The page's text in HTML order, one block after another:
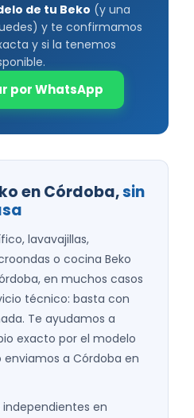
de tu Beko (y una
y te confirmamos
y si la tenemos
por WhatsApp
en Córdoba,sin
lavavajillas,
o cocina Beko
en muchos casos
técnico: basta con
Te ayudamos a
exacto por el modelo
a Córdoba en
en